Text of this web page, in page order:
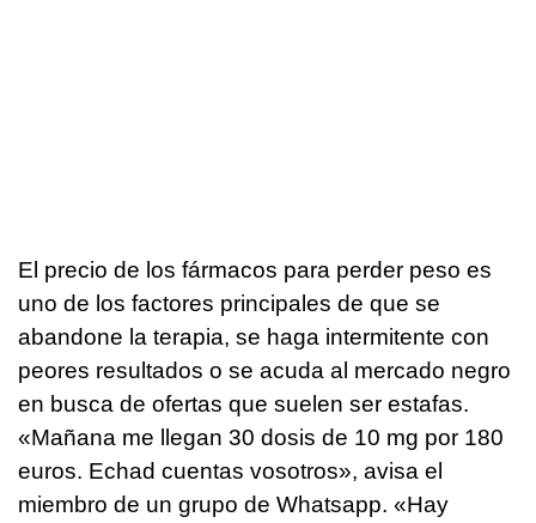
El precio de los fármacos para perder peso es
uno de los factores principales de que se
abandone la terapia, se haga intermitente con
peores resultados o se acuda al mercado negro
en busca de ofertas que suelen ser estafas.
«Mañana me llegan 30 dosis de 10 mg por 180
euros. Echad cuentas vosotros», avisa el
miembro de un grupo de Whatsapp. «Hay